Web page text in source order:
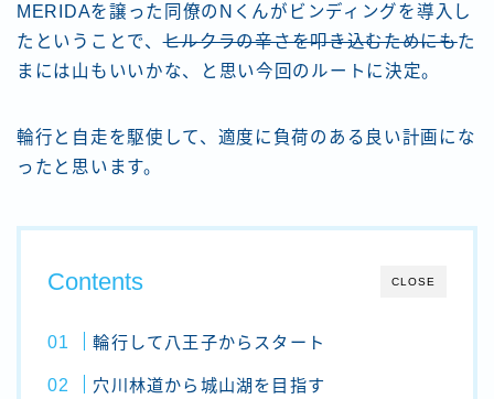
MERIDAを譲った同僚のNくんがビンディングを導入し
たということで、ヒルクラの辛さを叩き込むためにもた
まには山もいいかな、と思い今回のルートに決定。
輪行と自走を駆使して、適度に負荷のある良い計画にな
ったと思います。
CLOSE
Contents
輪行して八王子からスタート
穴川林道から城山湖を目指す